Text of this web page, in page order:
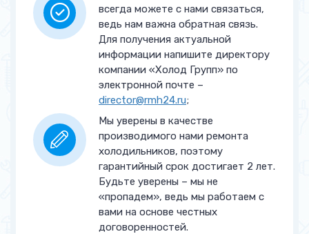
Устранение засора
капиллярной трубки
от 2 000 руб.
Замена капиллярной трубки от 2 250 руб.
Замена воздушной заслонки
Замена компрессора от 2 850 руб.
Замена ТРВ
(терморегулирующий
от 2 130 руб.
Регулировка ТРВ от 1 550 руб.
всегда можете с нами связаться,
ведь нам важна обратная связь.
Для получения актуальной
информации напишите директору
компании «Холод Групп» по
электронной почте –
director@rmh24.ru;
Мы уверены в качестве
производимого нами ремонта
холодильников, поэтому
гарантийный срок достигает 2 лет.
Будьте уверены – мы не
«пропадем», ведь мы работаем с
вами на основе честных
договоренностей.